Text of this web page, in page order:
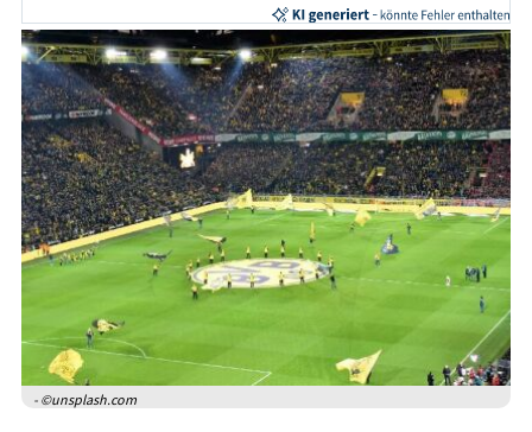
- ©unsplash.com